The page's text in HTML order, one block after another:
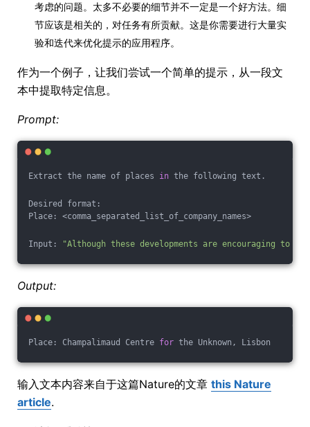
考虑的问题。太多不必要的细节并不一定是一个好方法。细
节应该是相关的，对任务有所贡献。这是你需要进行大量实
验和迭代来优化提示的应用程序。
作为一个例子，让我们尝试一个简单的提示，从一段文
本中提取特定信息。
Prompt:
Extract the name of places in the following text.
Desired format:
Place: <comma_separated_list_of_company_names>
Input: "Although these developments are encouraging to
Output:
Place: Champalimaud Centre for the Unknown, Lisbon
输入文本内容来自于这篇Nature的文章 this Nature
article.